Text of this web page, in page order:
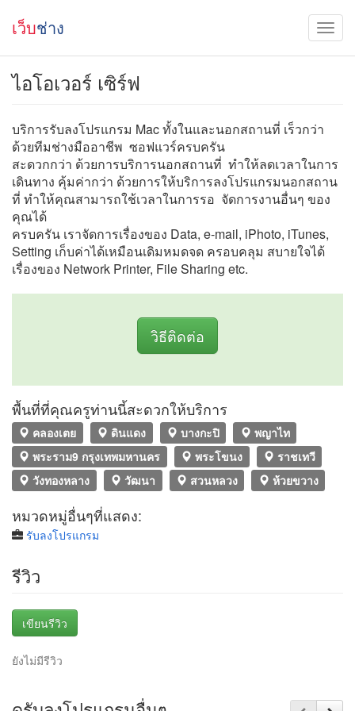
เว็บช่าง
ไอโอเวอร์ เซิร์ฟ
บริการรับลงโปรแกรม Mac ทั้งในและนอกสถานที่ เร็วกว่า
ด้วยทีมช่างมืออาชีพ ซอฟแวร์ครบครัน
สะดวกกว่า ด้วยการบริการนอกสถานที่ ทำให้ลดเวลาในการ
เดินทาง คุ้มค่ากว่า ด้วยการให้บริการลงโปรแกรมนอกสถาน
ที่ ทำให้คุณสามารถใช้เวลาในการรอ จัดการงานอื่นๆ ของ
คุณได้
ครบครัน เราจัดการเรื่องของ Data, e-mail, iPhoto, iTunes,
Setting เก็บค่าได้เหมือนเดิมหมดจด ครอบคลุม สบายใจได้
เรื่องของ Network Printer, File Sharing etc.
วิธีติดต่อ
พื้นที่ที่คุณครูท่านนี้สะดวกให้บริการ
คลองเตย ดินแดง บางกะปิ
พญาไท
พระราม9 กรุงเทพมหานคร
พระโขนง
ราชเทวี
วังทองหลาง
วัฒนา สวนหลวง ห้วยขวาง
หมวดหมู่อื่นๆที่แสดง:
รับลงโปรแกรม
รีวิว
เขียนรีวิว
ยังไม่มีรีวิว